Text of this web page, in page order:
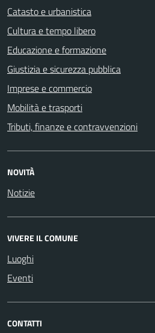
Catasto e urbanistica
Cultura e tempo libero
Educazione e formazione
Giustizia e sicurezza pubblica
Imprese e commercio
Mobilità e trasporti
Tributi, finanze e contravvenzioni
NOVITÀ
Notizie
VIVERE IL COMUNE
Luoghi
Eventi
CONTATTI